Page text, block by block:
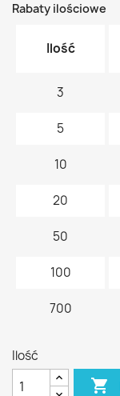
Rabaty ilościowe
Ilość
3
5
10
20
50
100
700
Ilość
